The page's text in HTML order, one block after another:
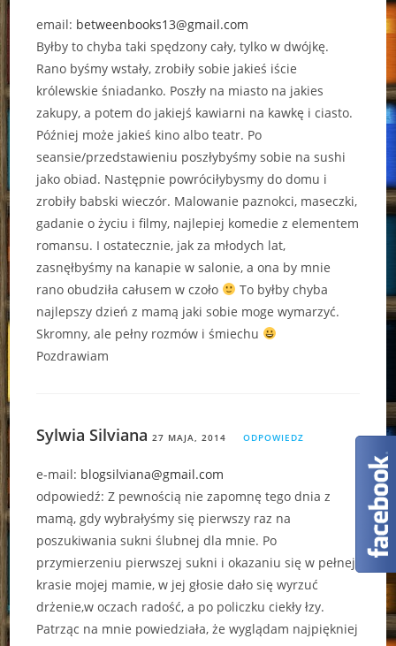
email: betweenbooks13@gmail.com
Byłby to chyba taki spędzony cały, tylko w dwójkę.
Rano byśmy wstały, zrobiły sobie jakieś iście
królewskie śniadanko. Poszły na miasto na jakies
zakupy, a potem do jakiejś kawiarni na kawkę i ciasto.
Później może jakieś kino albo teatr. Po
seansie/przedstawieniu poszłybyśmy sobie na sushi
jako obiad. Następnie powróciłybysmy do domu i
zrobiły babski wieczór. Malowanie paznokci, maseczki,
gadanie o życiu i filmy, najlepiej komedie z elementem
romansu. I ostatecznie, jak za młodych lat,
zasnęłbyśmy na kanapie w salonie, a ona by mnie
rano obudziła całusem w czoło
To byłby chyba
najlepszy dzień z mamą jaki sobie moge wymarzyć.
Skromny, ale pełny rozmów i śmiechu
Pozdrawiam
Sylwia Silviana 27 MAJA, 2014 ODPOWIEDZ
e-mail: blogsilviana@gmail.com
odpowiedź: Z pewnością nie zapomnę tego dnia z
mamą, gdy wybrałyśmy się pierwszy raz na
poszukiwania sukni ślubnej dla mnie. Po
przymierzeniu pierwszej sukni i okazaniu się w pełnej
krasie mojej mamie, w jej głosie dało się wyrzuć
drżenie,w oczach radość, a po policzku ciekły łzy.
Patrząc na mnie powiedziała, że wyglądam najpiękniej